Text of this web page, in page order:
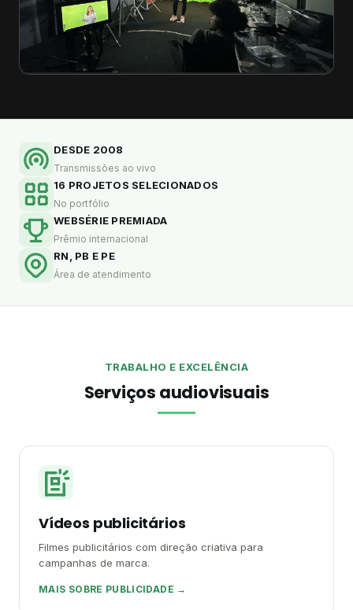
DESDE 2008
Transmissões ao vivo
16 PROJETOS SELECIONADOS
No portfólio
WEBSÉRIE PREMIADA
Prêmio internacional
RN, PB E PE
Área de atendimento
TRABALHO E EXCELÊNCIA
Serviços audiovisuais
Vídeos publicitários
Filmes publicitários com direção criativa para
campanhas de marca.
MAIS SOBRE PUBLICIDADE →